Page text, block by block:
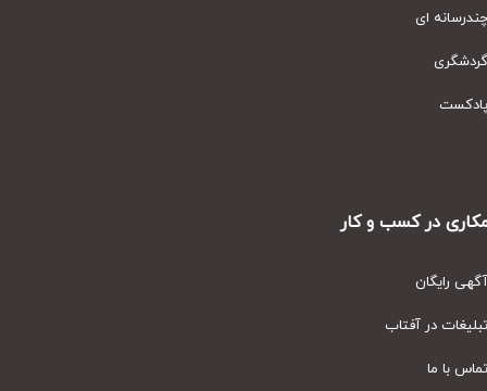
ای
در کسب و کار
رایگان
در آفتاب
با ما